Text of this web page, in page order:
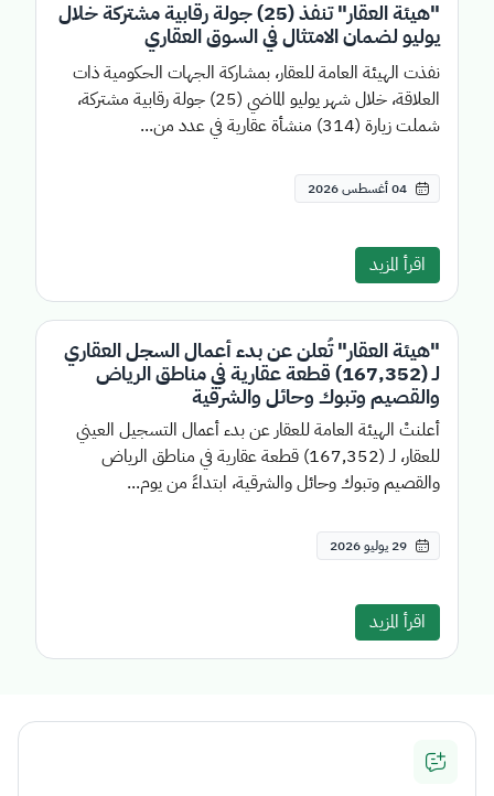
"هيئة العقار" تنفذ (25) جولة رقابية مشتركة خلال
يوليو لضمان الامتثال في السوق العقاري
نفذت الهيئة العامة للعقار، بمشاركة الجهات الحكومية ذات
العلاقة، خلال شهر يوليو الماضي (25) جولة رقابية مشتركة،
شملت زيارة (314) منشأة عقارية في عدد من...
04 أغسطس 2026
اقرأ المزيد
"هيئة العقار" تُعلن عن بدء أعمال السجل العقاري
لـ (167,352) قطعة عقارية في مناطق الرياض
والقصيم وتبوك وحائل والشرقية
أعلنتْ الهيئة العامة للعقار عن بدء أعمال التسجيل العيني
للعقار، لـ (167,352) قطعة عقارية في مناطق الرياض
والقصيم وتبوك وحائل والشرقية، ابتداءً من يوم...
29 يوليو 2026
اقرأ المزيد